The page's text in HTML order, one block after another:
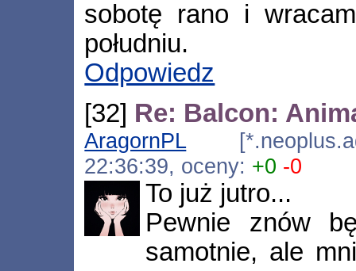
sobotę rano i
południu.
Odpowiedz
[32] Re: Balcon:
AragornPL
22:36:39, oceny: +0 -0
To już jutro...
Pewnie znów
samotnie, ale